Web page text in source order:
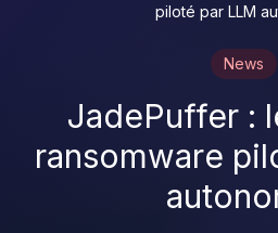
piloté par LLM
News
JadePuffer :
ransomware